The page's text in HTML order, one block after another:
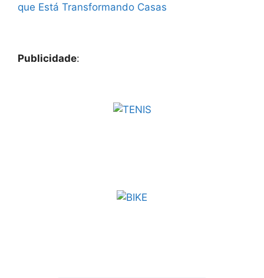
que Está Transformando Casas
Publicidade: